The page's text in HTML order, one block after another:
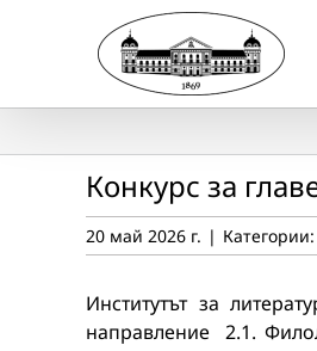
Конкурс за
20 май 2026 г. | Категории:
Институтът за
направление 2.1.